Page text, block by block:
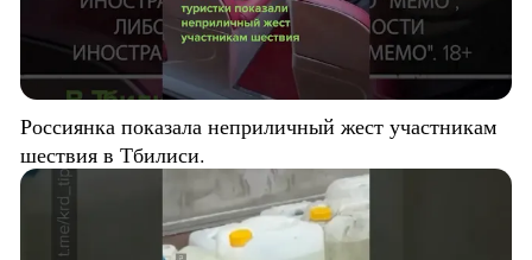
Россиянка показала неприличный жест участникам
шествия в Тбилиси.